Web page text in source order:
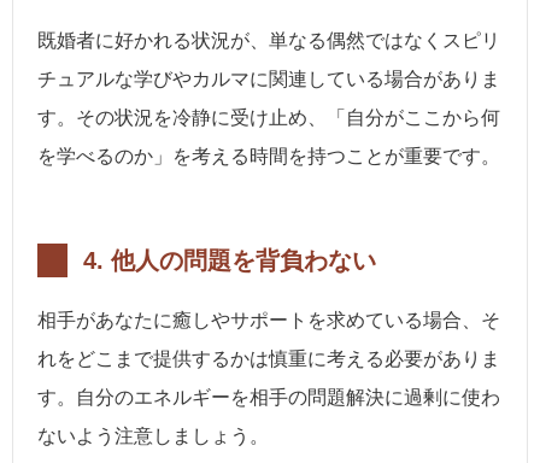
既婚者に好かれる状況が、単なる偶然ではなくスピリ
チュアルな学びやカルマに関連している場合がありま
す。その状況を冷静に受け止め、「自分がここから何
を学べるのか」を考える時間を持つことが重要です。
4. 他人の問題を背負わない
相手があなたに癒しやサポートを求めている場合、そ
れをどこまで提供するかは慎重に考える必要がありま
す。自分のエネルギーを相手の問題解決に過剰に使わ
ないよう注意しましょう。